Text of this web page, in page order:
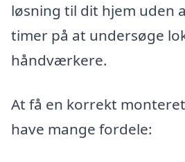
løsning til dit hjem uden
timer på at undersøge
håndværkere.
At få en korrekt
have mange fordele: